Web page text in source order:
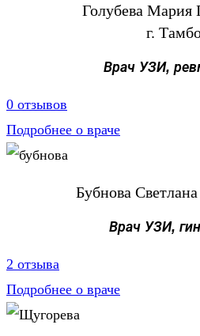
Голубева Мария
г.
Врач УЗИ,
0 отзывов
Подробнее о враче
Бубнова
Врач УЗИ,
2 отзыва
Подробнее о враче